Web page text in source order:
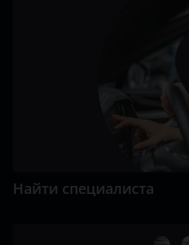
Найти специалиста